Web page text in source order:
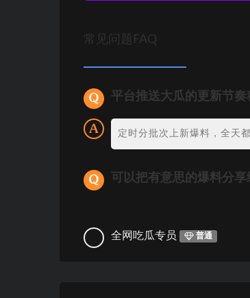
常见问题FAQ
平台推送大瓜的更新节奏
定时分批次上新爆料，全天
可以把有意思的爆料分
全网吃瓜专员 普通